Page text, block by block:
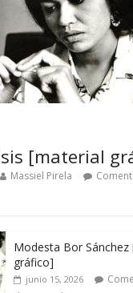
[material
Massiel Pirela
Modesta Bor Sánchez
gráfico]
junio 15, 2026